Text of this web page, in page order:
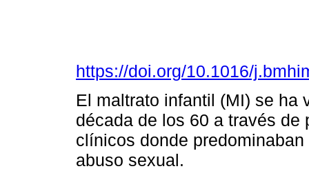
https://doi.org/10.1016/
El maltrato infantil (MI) se ha
década de los 60 a través
clínicos donde
abuso sexual.